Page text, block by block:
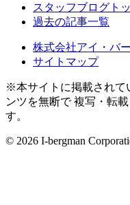
スタッフブログト
過去の記事一覧
株式会社アイ・バ
サイトマップ
※本サイトに掲載されて
ンツを無断で 複写・転
す。
© 2026 I-bergman